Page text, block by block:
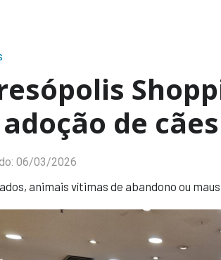
de cães
06/03/2026
animais vítimas de abandono ou